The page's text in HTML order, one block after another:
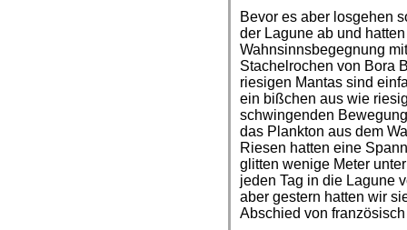
Bevor es aber losgehen
der Lagune ab und
Wahnsinnsbegegnung
Stachelrochen von Bora
riesigen Mantas sind
ein bißchen aus wie
schwingenden
das Plankton aus dem
Riesen hatten eine
glitten wenige Meter
jeden Tag in die Lagune
aber gestern hatten wir
Abschied von